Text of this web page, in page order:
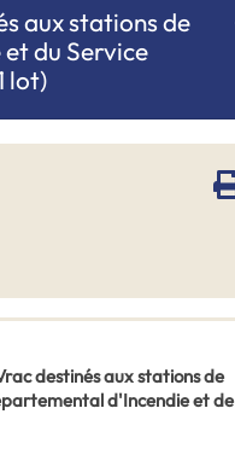
aux stations de
du Service
lot)
destinés aux stations de
d'Incendie et de